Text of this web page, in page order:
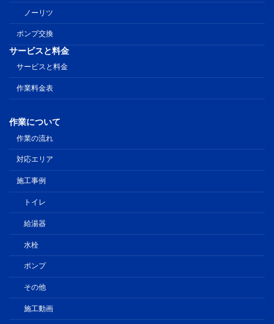
ノーリツ
ポンプ交換
サービスと料金
サービスと料金
作業料金表
作業について
作業の流れ
対応エリア
施工事例
トイレ
給湯器
水栓
ポンプ
その他
施工動画